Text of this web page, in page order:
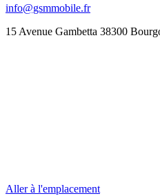
info@gsmmobile.fr
15 Avenue Gambetta 38300
Aller à l'emplacement